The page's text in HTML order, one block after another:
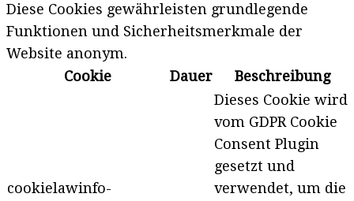
Diese Cookies gewährleisten grundlegende
Funktionen und Sicherheitsmerkmale der
Website anonym.
Cookie
Dauer Beschreibung
cookielawinfo-
Dieses Cookie wird
vom GDPR Cookie
Consent Plugin
gesetzt und
verwendet, um die